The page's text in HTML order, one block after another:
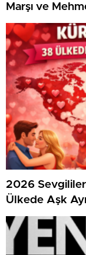
Marşı ve
2026 Sevgililer
Ülkede Aşk